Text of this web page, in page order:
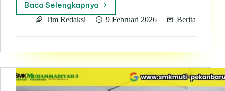
Baca Selengkapnya
Rapat
Dinas
Muhammadiyah
Terpadu
Pekanbaru
Bahas
Program
Tim Redaksi 9 Februari 2026 Berita